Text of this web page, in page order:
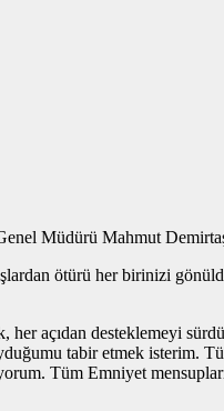
Müdürü Mahmut
ötürü her birinizi
açıdan desteklemeyi
tabir etmek isterim.
Tüm Emniyet